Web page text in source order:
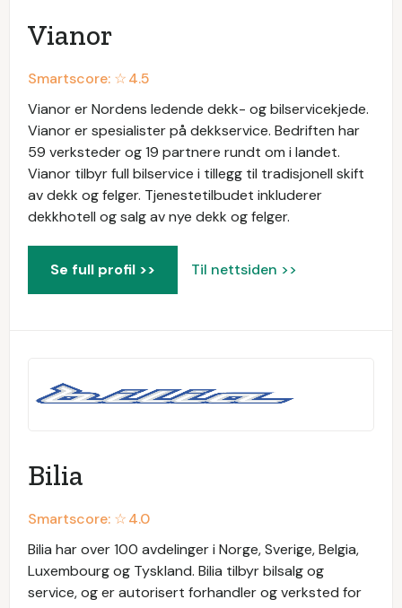
Vianor
Smartscore: ☆4.5
Vianor er Nordens ledende dekk- og bilservicekjede.
Vianor er spesialister på dekkservice. Bedriften har
59 verksteder og 19 partnere rundt om i landet.
Vianor tilbyr full bilservice i tillegg til tradisjonell skift
av dekk og felger. Tjenestetilbudet inkluderer
dekkhotell og salg av nye dekk og felger.
Se full profil >> Til nettsiden >>
Bilia
Smartscore: ☆4.0
Bilia har over 100 avdelinger i Norge, Sverige, Belgia,
Luxembourg og Tyskland. Bilia tilbyr bilsalg og
service, og er autorisert forhandler og verksted for